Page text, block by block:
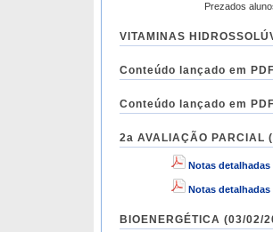
Prezados
VITAMINAS
Conteúdo lançado em
Conteúdo lançado em
2a AVALIAÇÃO PARCIAL
Notas detalhadas
Notas detalhadas
BIOENERGÉTICA (03/02/